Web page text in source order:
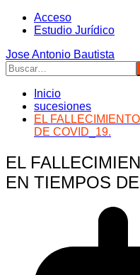
Saltar Acceso
Estudio Jurídico
Jose Antonio Bautista
Inicio
sucesiones
EL
DE COVID_19.
EL
EN TIEMPOS